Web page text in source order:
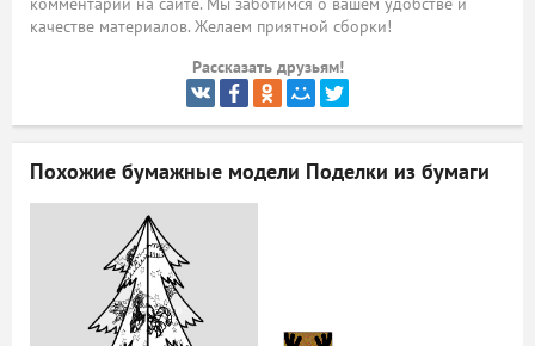
качестве материалов. Желаем приятной сборки!
Рассказать друзьям!
Похожие бумажные модели Поделки из бумаги